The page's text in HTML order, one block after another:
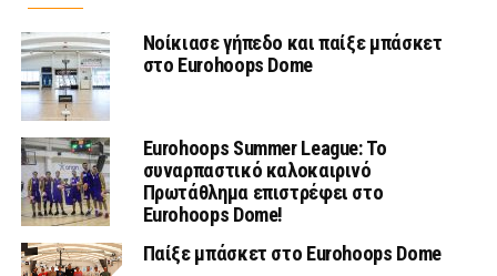
Νοίκιασε γήπεδο και παίξε μπάσκετ
στο Eurohoops Dome
Eurohoops Summer League: Το
συναρπαστικό καλοκαιρινό
Πρωτάθλημα επιστρέφει στο
Eurohoops Dome!
Παίξε μπάσκετ στο Eurohoops Dome